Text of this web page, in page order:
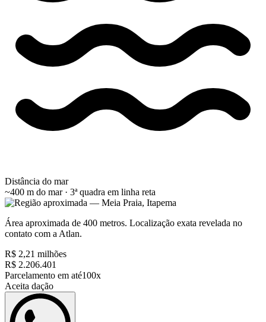
Distância do mar
~400 m do mar · 3ª quadra em linha reta
Área aproximada de 400 metros. Localização exata revelada no
contato com a Atlan.
R$ 2,21 milhões
R$ 2.206.401
Parcelamento em até100x
Aceita dação